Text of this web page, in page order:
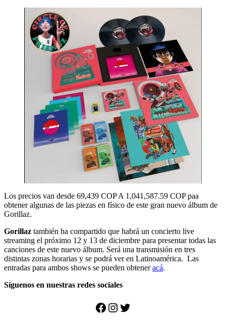
Los precios van desde 69,439 COP A 1,041,587.59 COP paa
obtener algunas de las piezas en físico de este gran nuevo álbum de
Gorillaz.
Gorillaz también ha compartido que habrá un concierto live
streaming el próximo 12 y 13 de diciembre para presentar todas las
canciones de este nuevo álbum. Será una transmisión en tres
distintas zonas horarias y se podrá ver en Latinoamérica. Las
entradas para ambos shows se pueden obteneracá.
Síguenos en nuestras redes sociales
Facebook
Instagram
Twitter